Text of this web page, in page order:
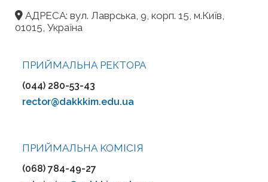
АДРЕСА: вул. Лаврська, 9, корп. 15, м.Київ,
01015, Україна
ПРИЙМАЛЬНА РЕКТОРА
(044) 280-53-43
rector@dakkkim.edu.ua
ПРИЙМАЛЬНА KOMІСІЯ
(068) 784-49-27